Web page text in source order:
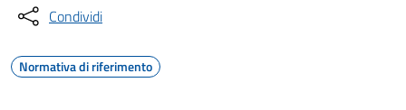
Condividi
Normativa di riferimento